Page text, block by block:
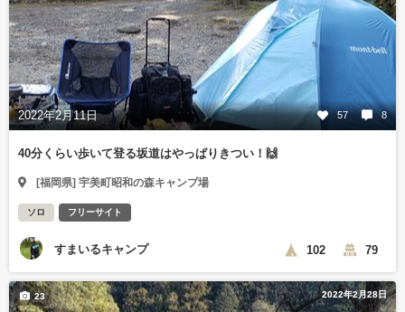
2022年2月11日 57 8
40分くらい歩いて登る坂道はやっぱりきつい！🙌
[福岡県] 宇美町昭和の森キャンプ場
ソロ フリーサイト
すまいるキャンプ 102 79
2022年2月28日
23